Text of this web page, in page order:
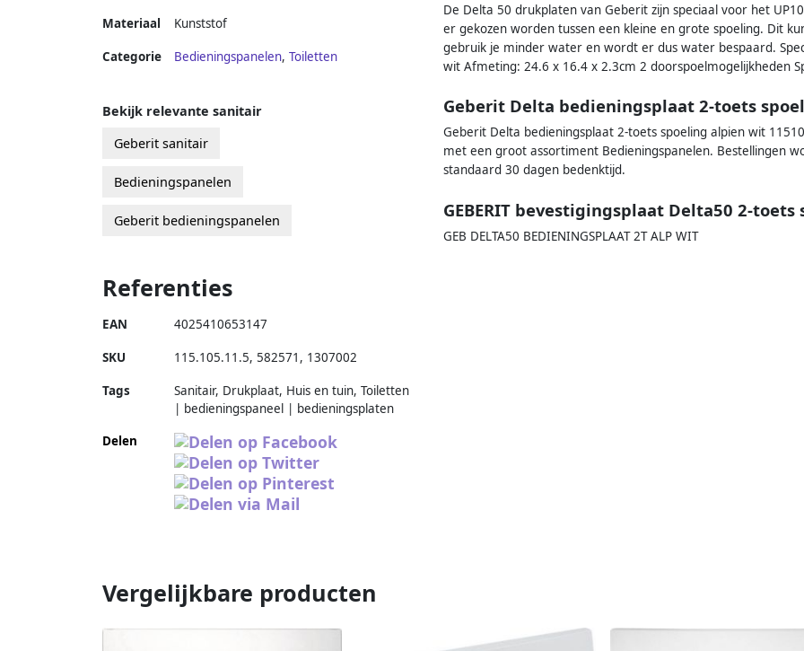
Materiaal Kunststof
Categorie Bedieningspanelen, Toiletten
De Delta 50 drukplaten van Geberit zijn speciaal voor het
er gekozen worden tussen een kleine en grote spoeling. Dit
gebruik je minder water en wordt er dus water bespaard.
wit Afmeting: 24.6 x 16.4 x 2.3cm 2 doorspoelmogelijkheden
Geberit Delta bedieningsplaat 2-toets
Geberit Delta bedieningsplaat 2-toets spoeling alpien wit
met een groot assortiment Bedieningspanelen. Bestellingen
standaard 30 dagen bedenktijd.
GEBERIT bevestigingsplaat Delta50 2-
GEB DELTA50 BEDIENINGSPLAAT 2T ALP WIT
Bekijk relevante sanitair
Geberit sanitair
Bedieningspanelen
Geberit bedieningspanelen
Referenties
EAN 4025410653147
SKU 115.105.11.5, 582571 , 1307002
Tags
Sanitair, Drukplaat, Huis en tuin, Toiletten
| bedieningspaneel | bedieningsplaten
Delen
Vergelijkbare producten